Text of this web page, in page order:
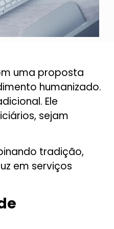
uma proposta
humanizado.
Ele
sejam
tradição,
em serviços